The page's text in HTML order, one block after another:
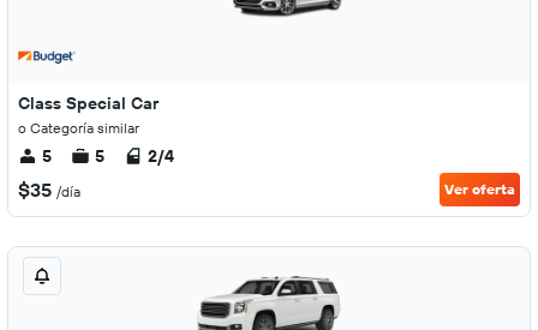
Class Special Car
o Categoría similar
5 5 2/4
$35 /día Ver oferta